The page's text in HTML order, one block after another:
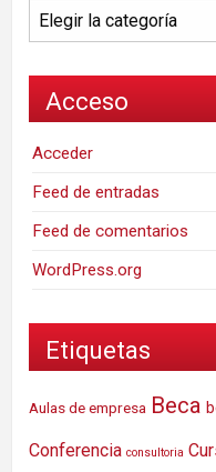
Categorías
Acceso
Acceder
Feed de entradas
Feed de comentarios
WordPress.org
Etiquetas
Aulas de empresa Beca
Conferencia consultoria